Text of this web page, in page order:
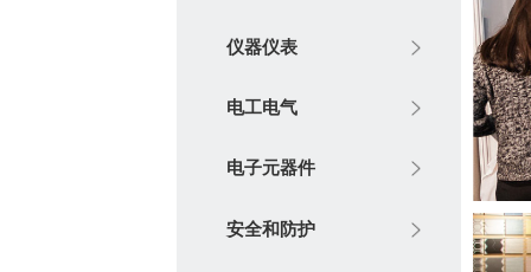
仪器仪表
电工电气
电子元器件
安全和防护